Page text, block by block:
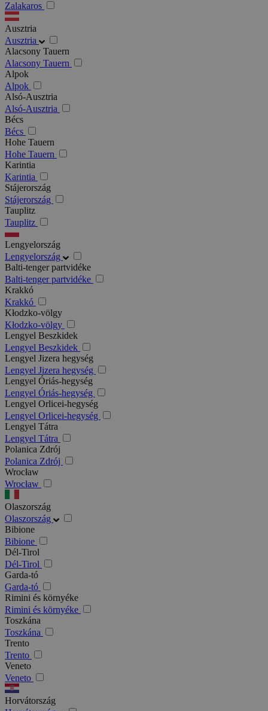
Zalakaros
Ausztria
Ausztria
Alacsony Tauern
Alacsony Tauern
Alpok
Alpok
Alsó-Ausztria
Alsó-Ausztria
Bécs
Bécs
Hohe Tauern
Hohe Tauern
Karintia
Karintia
Stájerország
Stájerország
Tauplitz
Tauplitz
Lengyelország
Lengyelország
Balti-tenger partvidéke
Balti-tenger partvidéke
Krakkó
Krakkó
Kłodzko-völgy
Kłodzko-völgy
Lengyel Beszkidek
Lengyel Beszkidek
Lengyel Jizera hegység
Lengyel Jizera hegység
Lengyel Óriás-hegység
Lengyel Óriás-hegység
Lengyel Orlicei-hegység
Lengyel Orlicei-hegység
Lengyel Tátra
Lengyel Tátra
Polanica Zdrój
Polanica Zdrój
Wrocław
Wrocław
Olaszország
Olaszország
Bibione
Bibione
Dél-Tirol
Dél-Tirol
Garda-tó
Garda-tó
Rimini és környéke
Rimini és környéke
Toszkána
Toszkána
Trento
Trento
Veneto
Veneto
Horvátország